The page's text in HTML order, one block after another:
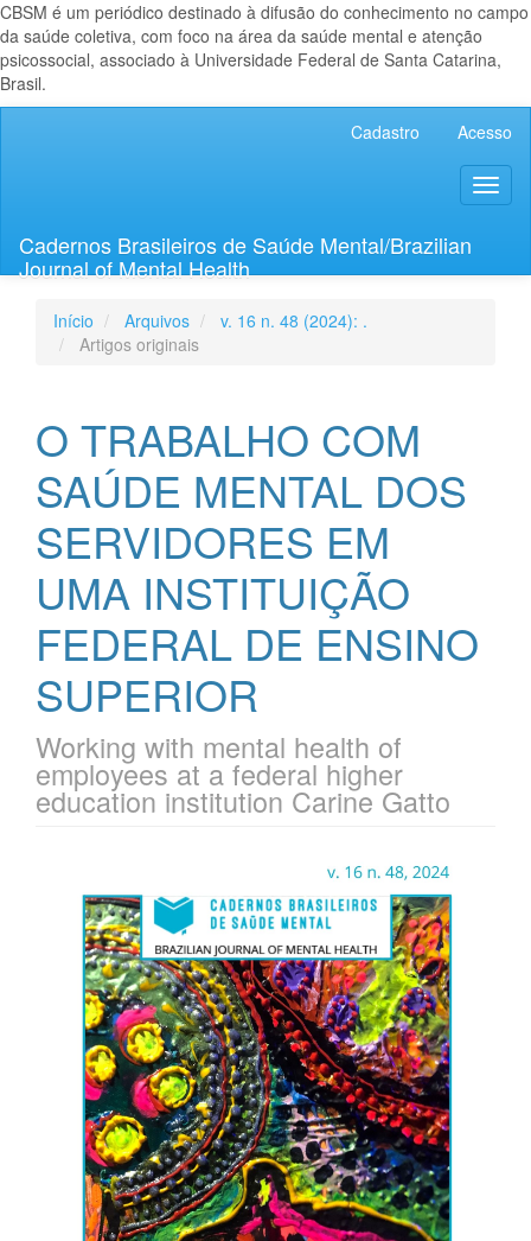
CBSM é um periódico destinado à difusão do conhecimento no campo
da saúde coletiva, com foco na área da saúde mental e atenção
psicossocial, associado à Universidade Federal de Santa Catarina,
Brasil.
Lateral
Cadastro Acesso
Cadernos Brasileiros de Saúde Mental/Brazilian
Journal of Mental Health
Início Arquivos
v. 16 n. 48 (2024): .
Artigos originais
O TRABALHO COM
SAÚDE MENTAL DOS
SERVIDORES EM
UMA INSTITUIÇÃO
FEDERAL DE ENSINO
SUPERIOR
Working with mental health of
employees at a federal higher
education institution Carine Gatto
lateral
artigos